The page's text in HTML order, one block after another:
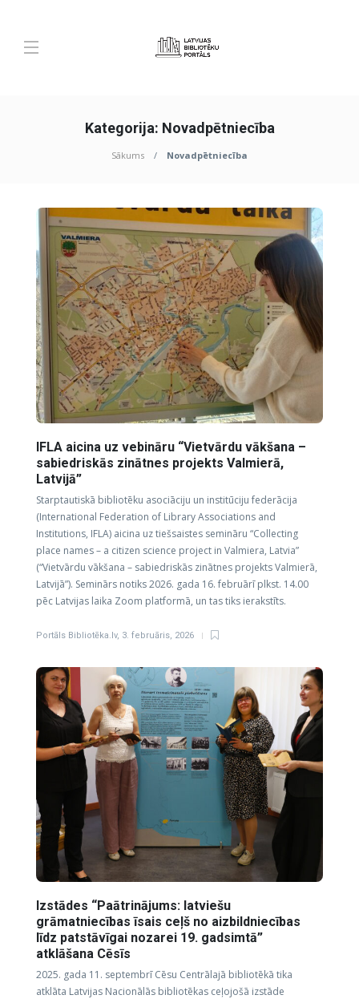
Kategorija: Novadpētniecība
Sākums Novadpētniecība
IFLA aicina uz vebināru “Vietvārdu vākšana –
sabiedriskās zinātnes projekts Valmierā,
Latvijā”
Starptautiskā bibliotēku asociāciju un institūciju federācija
(International Federation of Library Associations and
Institutions, IFLA) aicina uz tiešsaistes semināru “Collecting
place names – a citizen science project in Valmiera, Latvia”
(“Vietvārdu vākšana – sabiedriskās zinātnes projekts Valmierā,
Latvijā”). Seminārs notiks 2026. gada 16. februārī plkst. 14.00
pēc Latvijas laika Zoom platformā, un tas tiks ierakstīts.
Portāls Bibliotēka.lv, 3. februāris, 2026
Izstādes “Paātrinājums: latviešu
grāmatniecības īsais ceļš no aizbildniecības
līdz patstāvīgai nozarei 19. gadsimtā”
atklāšana Cēsīs
2025. gada 11. septembrī Cēsu Centrālajā bibliotēkā tika
atklāta Latvijas Nacionālās bibliotēkas ceļojošā izstāde